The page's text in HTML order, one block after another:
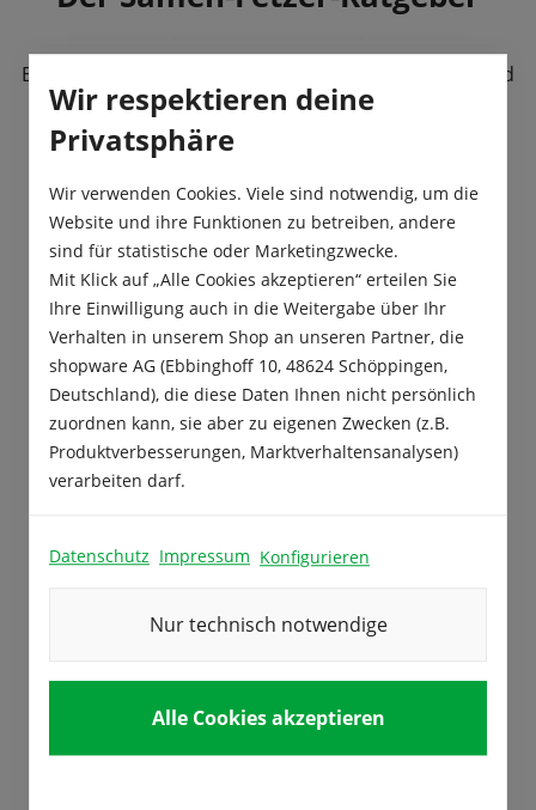
Erfahre mehr über unsere Produkte, deren Anbau und
Verwendung.
>Hintergrundwissen
>Profi-Tipps
>Praxisnahe Hinweise
Wir respektieren deine
Privatsphäre
Wir verwenden Cookies. Viele sind notwendig, um die
Website und ihre Funktionen zu betreiben, andere
sind für statistische oder Marketingzwecke.
Mit Klick auf „Alle Cookies akzeptieren“ erteilen Sie
Ihre Einwilligung auch in die Weitergabe über Ihr
Verhalten in unserem Shop an unseren Partner, die
shopware AG (Ebbinghoff 10, 48624 Schöppingen,
Deutschland), die diese Daten Ihnen nicht persönlich
zuordnen kann, sie aber zu eigenen Zwecken (z.B.
Produktverbesserungen, Marktverhaltensanalysen)
verarbeiten darf.
Datenschutz Impressum Konfigurieren
Nur technisch notwendige
Alle Cookies akzeptieren